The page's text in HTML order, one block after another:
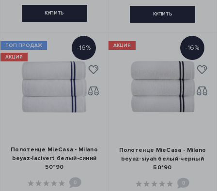
КУПИТЬ КУПИТЬ
ТОП ПРОДАЖ
АКЦИЯ
-16%
Полотенце MieCasa - Milano
beyaz-lacivert белый-синий
50*90
0
АКЦИЯ -16%
Полотенце MieCasa - Milano
beyaz-siyah белый-черный
50*90
0